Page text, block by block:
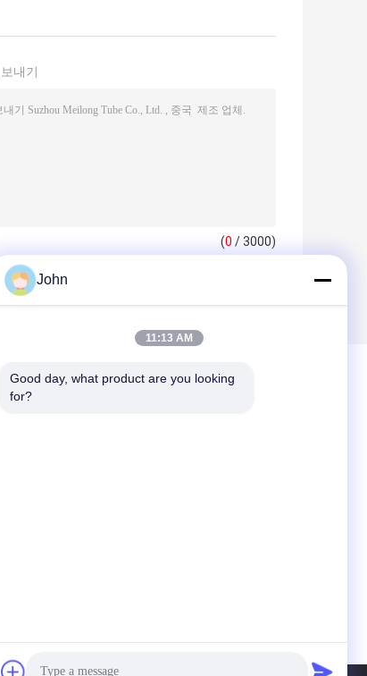
내기
(0 / 3000)
남겨주세요
John
11:13 AM
Good day, what product are you looking
for?